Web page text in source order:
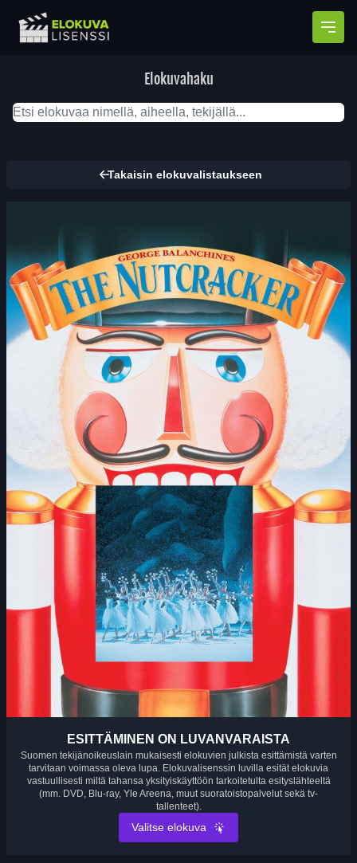
Elokuvahaku
Takaisin elokuvalistaukseen
ESITTÄMINEN ON LUVANVARAISTA
Suomen tekijänoikeuslain mukaisesti elokuvien julkista esittämistä varten
tarvitaan voimassa oleva lupa. Elokuvalisenssin luvilla esität elokuvia
vastuullisesti miltä tahansa yksityiskäyttöön tarkoitetulta esityslähteeltä
(mm. DVD, Blu-ray, Yle Areena, muut suoratoistopalvelut sekä tv-
tallenteet).
Valitse elokuva